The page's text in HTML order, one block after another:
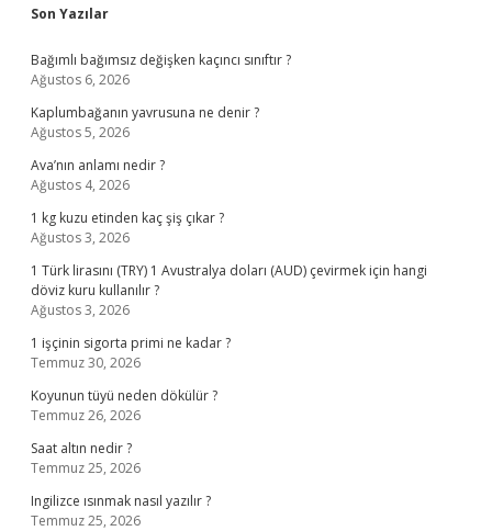
Sidebar
Son Yazılar
Bağımlı bağımsız değişken kaçıncı sınıftır ?
Ağustos 6, 2026
Kaplumbağanın yavrusuna ne denir ?
Ağustos 5, 2026
Ava’nın anlamı nedir ?
Ağustos 4, 2026
1 kg kuzu etinden kaç şiş çıkar ?
Ağustos 3, 2026
1 Türk lirasını (TRY) 1 Avustralya doları (AUD) çevirmek için hangi
döviz kuru kullanılır ?
Ağustos 3, 2026
1 işçinin sigorta primi ne kadar ?
Temmuz 30, 2026
Koyunun tüyü neden dökülür ?
Temmuz 26, 2026
Saat altın nedir ?
Temmuz 25, 2026
Ingilizce ısınmak nasıl yazılır ?
Temmuz 25, 2026